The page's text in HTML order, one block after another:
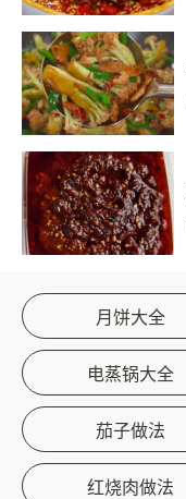
月饼大全
电蒸锅大全
茄子做法
红烧肉做法